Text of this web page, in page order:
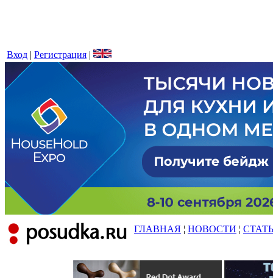
Вход | Регистрация |
ГЛАВНАЯ ¦ НОВОСТИ ¦